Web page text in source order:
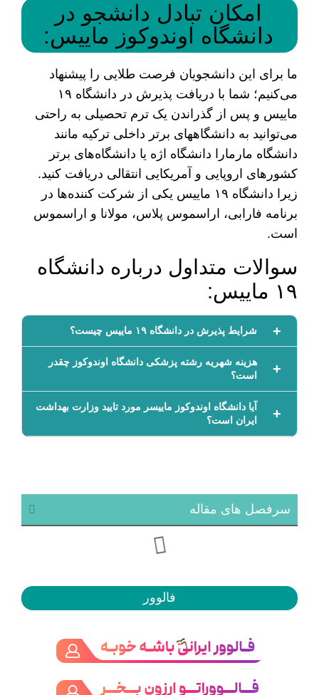
امکان تبادل دانشجو در
دانشگاه اوندوکوز ماییس:
ما برای این دانشجویان فرصت طلایی را پیشنهاد
می‌کنیم؛ شما با دریافت پذیرش در دانشگاه ۱۹
ماییس و پس از گذراندن یک ترم تحصیلی به راحتی
می‌توانید به دانشگاههای برتر داخلی ترکیه مانند
دانشگاه مارمارا دانشگاه اژه یا دانشگاه‌های برتر
کشور‌های اروپایی و آمریکایی انتقالی دریافت کنید.
زیرا دانشگاه ۱۹ ماییس یکی از شرکت کننده‌ها در
برنامه فارابی، اراسموس پلاس، مولانا و اراسموس
است.
سوالات متداول درباره دانشگاه
۱۹ ماییس:
شرایط پذیرش در دانشگاه ۱۹ ماییس چیست؟
هزینه شهریه رشته پزشکی دانشگاه اوندوکوز چقدر
است؟
آیا دانشگاه اوندوکوز ماییسر مورد تایید وزارت بهداشت
ایران است؟
سرفصل های مقاله
فالوور